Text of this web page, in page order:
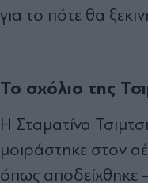
για το πότε θα
Το σχόλιο της
Η Σταματίνα
μοιράστηκε στον
όπως αποδείχθηκε